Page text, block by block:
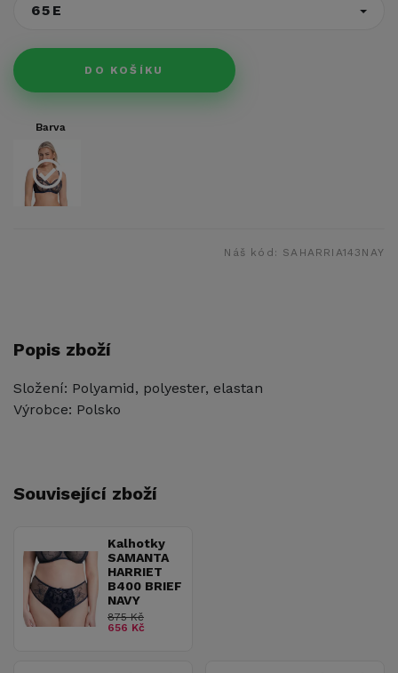
65E
DO KOŠÍKU
Barva
Náš kód: SAHARRIA143NAY
Popis zboží
Složení: Polyamid, polyester, elastan
Výrobce: Polsko
Související zboží
Kalhotky
SAMANTA
HARRIET
B400 BRIEF
NAVY
875 Kč
656 Kč